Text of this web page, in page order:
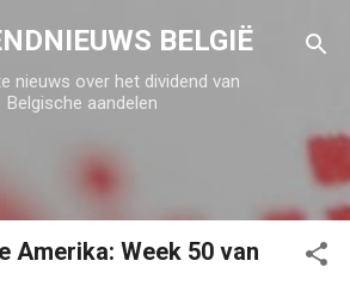
naar hoofdcontentBELGIË
nieuws over het dividend van
Belgische aandelen
Amerika: Week 50 van